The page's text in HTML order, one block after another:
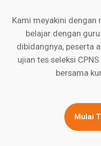
Kami meyakini dengan
belajar dengan
dibidangnya, peserta
ujian tes seleksi
bersama
Mulai